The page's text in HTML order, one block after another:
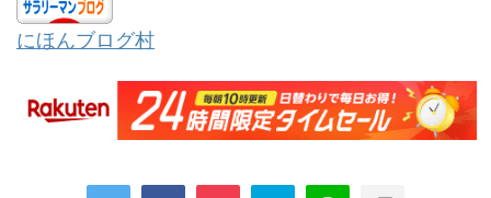
にほんブログ村